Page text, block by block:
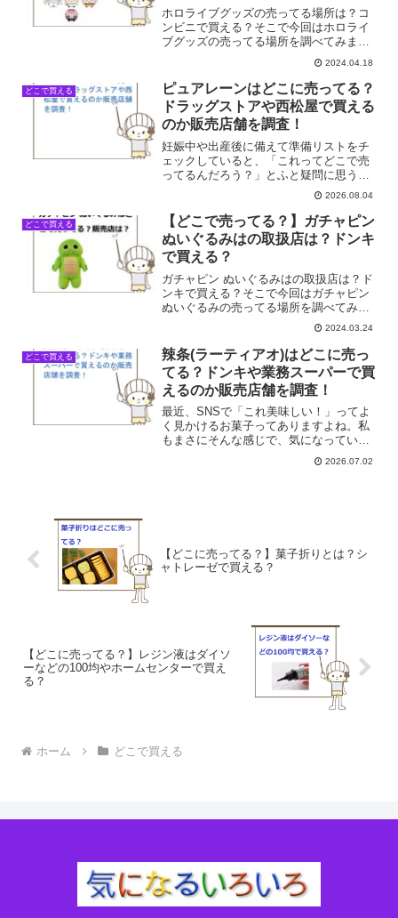
ホロライブグッズの売ってる場所は？コ
ンビニで買える？そこで今回はホロライ
ブグッズの売ってる場所を調べてみまし
2024.04.18
どこで買える
ピュアレーンはどこに売ってる？
ドラッグストアや西松屋で買える
のか販売店舗を調査！
妊娠中や出産後に備えて準備リストをチ
ェックしていると、「これってどこで売
ってるんだろう？」とふと疑問に思うア
イテムってありますよね。私も最初はネ
ットの評判だけで名前を知ったものの、
いざ自分の足で探そうとすると、意外と
どこの棚に並んでいるのか...
2026.08.04
どこで買える
【どこで売ってる？】ガチャピン
ぬいぐるみはの取扱店は？ドンキ
で買える？
ガチャピン ぬいぐるみはの取扱店は？ド
ンキで買える？そこで今回はガチャピン
ぬいぐるみの売ってる場所を調べてみま
2024.03.24
どこで買える
辣条(ラーティアオ)はどこに売っ
てる？ドンキや業務スーパーで買
えるのか販売店舗を調査！
最近、SNSで「これ美味しい！」ってよ
く見かけるお菓子ってありますよね。私
もまさにそんな感じで、気になっていた
のが「辣条(ラーティアオ)」でした。で
も、いざ買おうと思っても、普段行くス
2026.07.02
【どこに売ってる？】菓子折りとは？シ
ャトレーゼで買える？
【どこに売ってる？】レジン液はダイソ
ーなどの100均やホームセンターで買え
る？
ホーム どこで買える